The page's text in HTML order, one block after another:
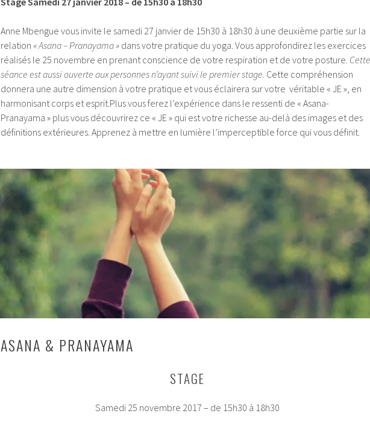
Anne Mbengue vous invite le samedi 27 janvier de 15h30 à 18h30 à une deuxième partie sur la
relation « Asana – Pranayama » dans votre pratique du yoga. Vous approfondirez les exercices
réalisés le 25 novembre en prenant conscience de votre respiration et de votre posture. Cette
séance est aussi ouverte aux personnes n’ayant suivi le premier stage. Cette compréhension
donnera une autre dimension à votre pratique et vous éclairera sur votre véritable « JE », en
harmonisant corps et esprit.Plus vous ferez l’expérience dans le ressenti de « Asana-
Pranayama » plus vous découvrirez ce « JE » qui est votre richesse au-delà des images et des
définitions extérieures. Apprenez à mettre en lumière l’imperceptible force qui vous définit.
ASANA & PRANAYAMA
STAGE
Samedi 25 novembre 2017 – de 15h30 à 18h30